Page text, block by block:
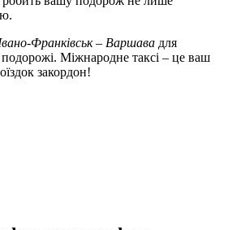
Франківськ – Варшава для
Міжнародне таксі – це ваш
закордон!